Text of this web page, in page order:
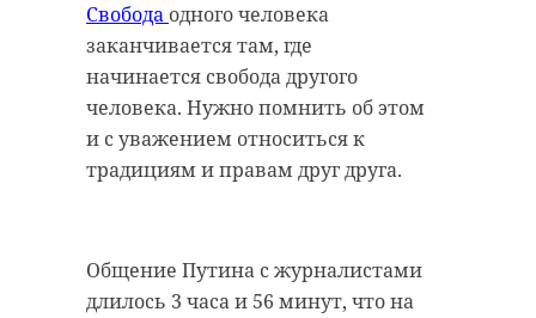
Свобода одного человека
заканчивается там, где
начинается свобода другого
человека. Нужно помнить об этом
и с уважением относиться к
традициям и правам друг друга.
Общение Путина с журналистами
длилось 3 часа и 56 минут, что на